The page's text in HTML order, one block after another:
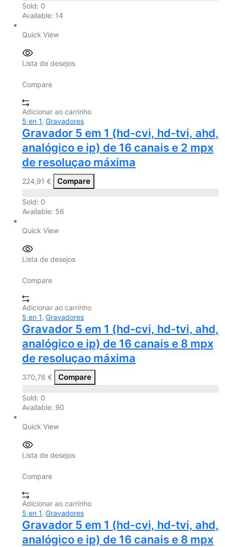
Sold: 0
Available: 14
Quick View
Lista de desejos
Compare
Adicionar ao carrinho
5 en 1, Gravadores
Gravador 5 em 1 (hd-cvi, hd-tvi, ahd,
analógico e ip) de 16 canais e 2 mpx
de resoluçao máxima
224,91 € Compare
Sold: 0
Available: 56
Quick View
Lista de desejos
Compare
Adicionar ao carrinho
5 en 1, Gravadores
Gravador 5 em 1 (hd-cvi, hd-tvi, ahd,
analógico e ip) de 16 canais e 8 mpx
de resoluçao máxima
370,76 € Compare
Sold: 0
Available: 90
Quick View
Lista de desejos
Compare
Adicionar ao carrinho
5 en 1, Gravadores
Gravador 5 em 1 (hd-cvi, hd-tvi, ahd,
analógico e ip) de 16 canais e 8 mpx